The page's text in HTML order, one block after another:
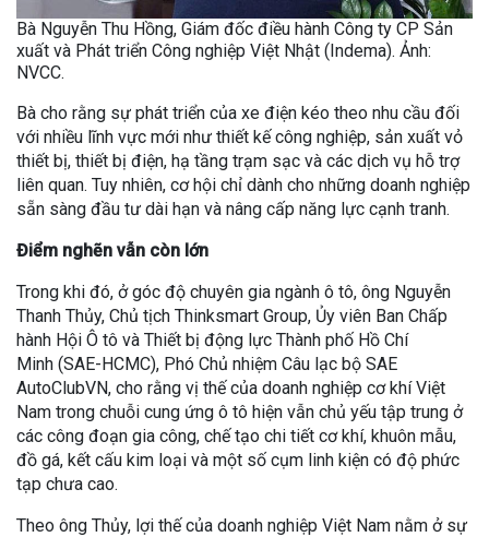
Bà Nguyễn Thu Hồng, Giám đốc điều hành Công ty CP Sản
xuất và Phát triển Công nghiệp Việt Nhật (Indema). Ảnh:
NVCC.
Bà cho rằng sự phát triển của xe điện kéo theo nhu cầu đối
với nhiều lĩnh vực mới như thiết kế công nghiệp, sản xuất vỏ
thiết bị, thiết bị điện, hạ tầng trạm sạc và các dịch vụ hỗ trợ
liên quan. Tuy nhiên, cơ hội chỉ dành cho những doanh nghiệp
sẵn sàng đầu tư dài hạn và nâng cấp năng lực cạnh tranh.
Điểm nghẽn vẫn còn lớn
Trong khi đó, ở góc độ chuyên gia ngành ô tô, ông Nguyễn
Thanh Thủy, Chủ tịch Thinksmart Group, Ủy viên Ban Chấp
hành Hội Ô tô và Thiết bị động lực Thành phố Hồ Chí
Minh (SAE-HCMC), Phó Chủ nhiệm Câu lạc bộ SAE
AutoClubVN, cho rằng vị thế của doanh nghiệp cơ khí Việt
Nam trong chuỗi cung ứng ô tô hiện vẫn chủ yếu tập trung ở
các công đoạn gia công, chế tạo chi tiết cơ khí, khuôn mẫu,
đồ gá, kết cấu kim loại và một số cụm linh kiện có độ phức
tạp chưa cao.
Theo ông Thủy, lợi thế của doanh nghiệp Việt Nam nằm ở sự